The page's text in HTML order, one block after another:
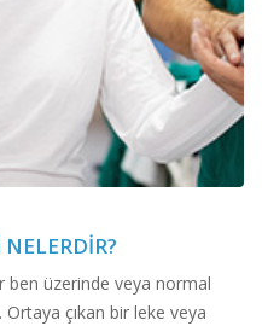
üzerinde veya normal
çıkan bir leke veya